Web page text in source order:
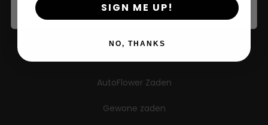
AutoFlower Zaden
Gewone zaden
SIGN ME UP!
NO, THANKS